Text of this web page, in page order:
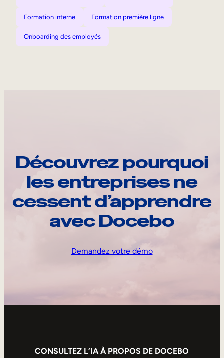
Formation interne Formation première ligne
Onboarding des employés
Découvrez pourquoi
les entreprises ne
cessent d’apprendre
avec Docebo
Demandez votre démo
CONSULTEZ L’IA À PROPOS DE DOCEBO